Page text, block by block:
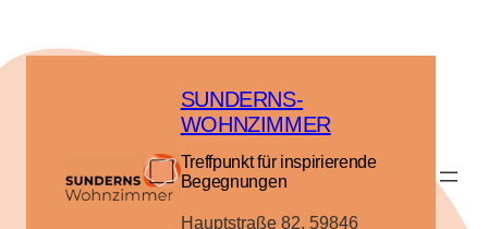
SUNDERNS-
WOHNZIMMER
Treffpunkt für inspirierende
Begegnungen
Hauptstraße 82, 59846